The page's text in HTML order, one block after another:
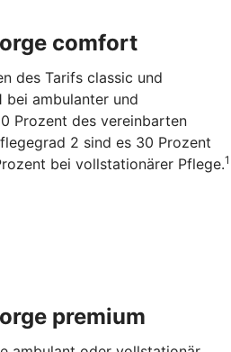
comfort
des Tarifs classic und
bei ambulanter und
Prozent des vereinbarten
2 sind es 30 Prozent
bei vollstationärer Pflege.1
premium